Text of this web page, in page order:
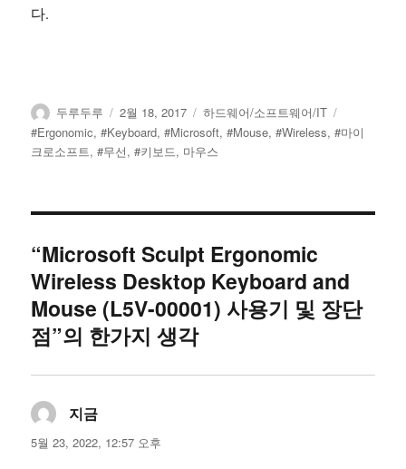
다.
글
쓴
이
두루두루
작
성
일
2월 18, 2017
카
테
고
하드웨어/소프트웨어/IT
그
#Ergonomic,#Keyboard,#Microsoft,#Mouse,#Wireless,#마이
크로소프트,#무선,#키보드, 마우스
“Microsoft Sculpt Ergonomic
Wireless Desktop Keyboard and
Mouse (L5V-00001) 사용기 및 장단
점”의 한가지 생각
지금
글:
5월 23, 2022, 12:57 오후